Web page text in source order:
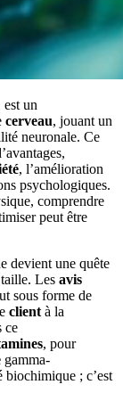
est un
cerveau, jouant un
neuronale. Ce
, l’amélioration
psychologiques.
comprendre
peut être
devient une quête
Les avis
sous forme de
client à la
ce
, pour
gamma-
biochimique ; c’est